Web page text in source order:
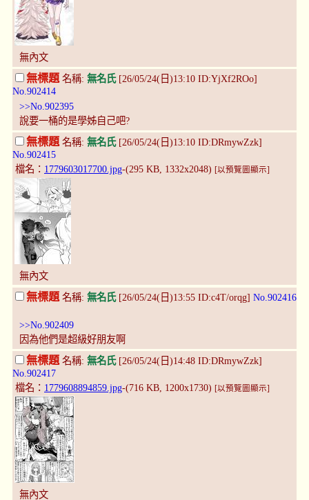
無內文
無標題 名稱: 無名氏[26/05/24(日)13:10 ID:YjXf2ROo]
No.902414
>>No.902395
說要一桶的是學姊自己吧?
無標題名稱: 無名氏[26/05/24(日)13:10 ID:DRmywZzk]
No.902415
檔名： 1779603017700.jpg-(295 KB, 1332x2048) [以預覽圖顯示]
無內文
無標題 名稱: 無名氏[26/05/24(日)13:55 ID:c4T/orqg] No.902416
>>No.902409
因為他們是超級好朋友啊
無標題 名稱: 無名氏[26/05/24(日)14:48 ID:DRmywZzk]
No.902417
檔名： 1779608894859.jpg-(716 KB, 1200x1730) [以預覽圖顯示]
無內文